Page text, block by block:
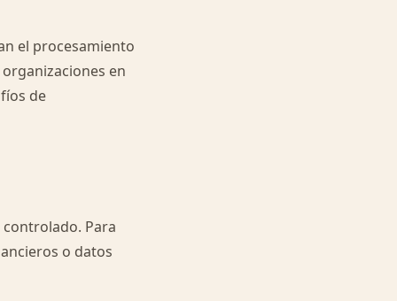
el procesamiento
en
de
Para
o datos